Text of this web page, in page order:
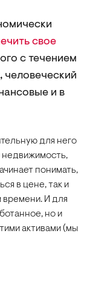
свое
с течением
человеческий
и в
для него
недвижимость,
понимать,
в цене, так и
времени. И для
но и
активами (мы